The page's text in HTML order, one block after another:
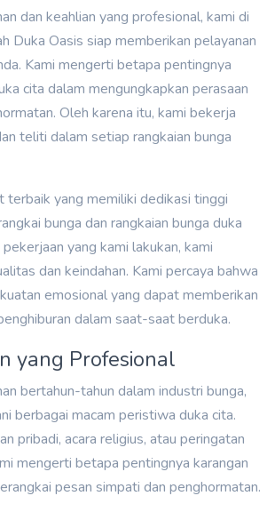
dan keahlian yang profesional, kami di
Duka Oasis siap memberikan pelayanan
Kami mengerti betapa pentingnya
cita dalam mengungkapkan perasaan
Oleh karena itu, kami bekerja
teliti dalam setiap rangkaian bunga
terbaik yang memiliki dedikasi tinggi
bunga dan rangkaian bunga duka
yang kami lakukan, kami
dan keindahan. Kami percaya bahwa
emosional yang dapat memberikan
dalam saat-saat berduka.
yang Profesional
bertahun-tahun dalam industri bunga,
berbagai macam peristiwa duka cita.
pribadi, acara religius, atau peringatan
mengerti betapa pentingnya karangan
pesan simpati dan penghormatan.